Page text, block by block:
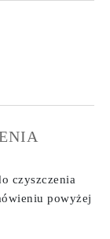
i wygodne
idealny
czyszczenia
powyżej